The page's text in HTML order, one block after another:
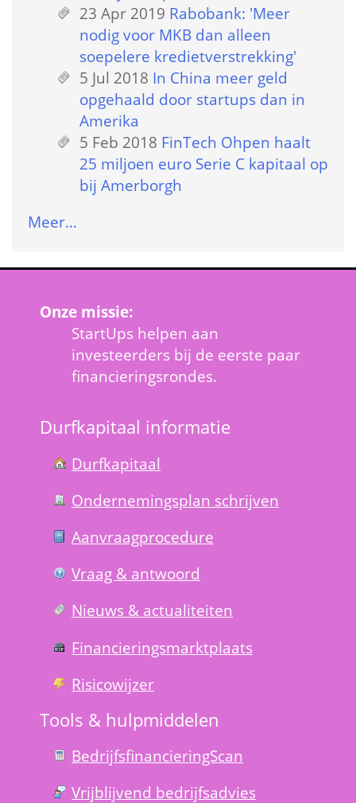
23 Apr 2019 Rabobank: 'Meer
nodig voor MKB dan alleen
soepelere kredietverstrekking'
5 Jul 2018 In China meer geld
opgehaald door startups dan in
Amerika
5 Feb 2018 FinTech Ohpen haalt
25 miljoen euro Serie C kapitaal op
bij Amerborgh
Meer…
Onze missie:
StartUps helpen aan
investeerders bij de eerste paar
financieringsrondes.
Durfkapitaal informatie
Durfkapitaal
Ondernemings­plan schrijven
Aanvraag­procedure
Vraag & antwoord
Nieuws & actualiteiten
Financierings­markt­plaats
Risico­wijzer
Tools & hulp­middelen
Bedrijfsfinanciering­Scan
Vrijblijvend bedrijfs­advies